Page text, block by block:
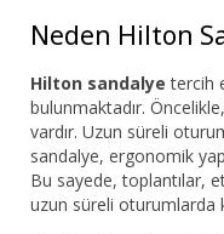
Neden Hilton
Hilton sandalye tercih
bulunmaktadır.
vardır. Uzun süreli
sandalye, ergonomik
Bu sayede, toplantılar,
uzun süreli oturumlarda